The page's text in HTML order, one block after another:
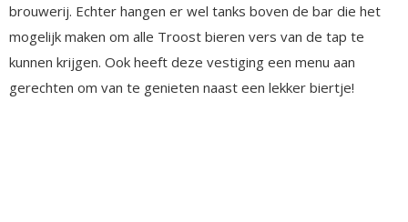
brouwerij. Echter hangen er wel tanks boven de bar die het
mogelijk maken om alle Troost bieren vers van de tap te
kunnen krijgen. Ook heeft deze vestiging een menu aan
gerechten om van te genieten naast een lekker biertje!